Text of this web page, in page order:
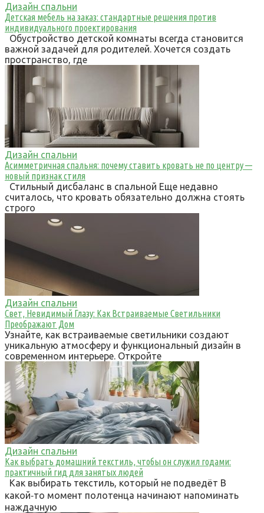
Дизайн спальни
Детская мебель на заказ: стандартные решения против
индивидуального проектирования
Обустройство детской комнаты всегда становится
важной задачей для родителей. Хочется создать
пространство, где
Дизайн спальни
Асимметричная спальня: почему ставить кровать не по центру —
новый признак стиля
Стильный дисбаланс в спальной Еще недавно
считалось, что кровать обязательно должна стоять
строго
Дизайн спальни
Свет, Невидимый Глазу: Как Встраиваемые Светильники
Преображают Дом
Узнайте, как встраиваемые светильники создают
уникальную атмосферу и функциональный дизайн в
современном интерьере. Откройте
Дизайн спальни
Как выбрать домашний текстиль, чтобы он служил годами:
практичный гид для занятых людей
Как выбирать текстиль, который не подведёт В
какой‑то момент полотенца начинают напоминать
наждачную